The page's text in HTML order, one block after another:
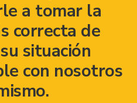
a tomar la
correcta de
situación
con nosotros